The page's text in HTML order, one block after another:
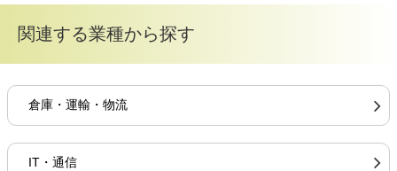
関連する業種から探す
倉庫・運輸・物流
IT・通信